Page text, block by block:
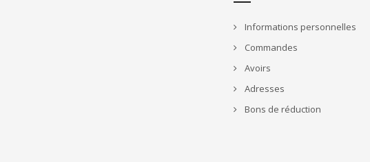
Informations personnelles
Commandes
Avoirs
Adresses
Bons de réduction